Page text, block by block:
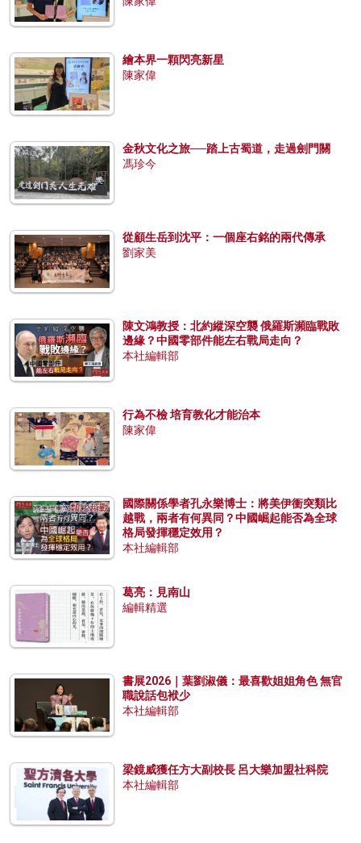
繪本界一顆閃亮新星
陳家偉
金秋文化之旅──踏上古蜀道，走過劍門關
馮珍今
從顧生岳到沈平：一個座右銘的兩代傳承
劉家美
陳文鴻教授：北約縱深空襲 俄羅斯瀕臨戰敗
邊緣？中國零部件能左右戰局走向？
本社編輯部
行為不檢 培育教化才能治本
陳家偉
國際關係學者孔永樂博士：將美伊衝突類比
越戰，兩者有何異同？中國崛起能否為全球
格局發揮穩定效用？
本社編輯部
葛亮：見南山
編輯精選
書展2026｜葉劉淑儀：最喜歡姐姐角色 無官
職說話包袱少
本社編輯部
梁鏡威獲任方大副校長 呂大樂加盟社科院
本社編輯部